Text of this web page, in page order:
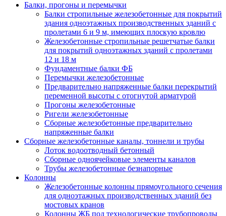
Балки, прогоны и перемычки
Балки стропильные железобетонные для покрытий
здания одноэтажных производственных зданий с
пролетами 6 и 9 м, имеющих плоскую кровлю
Железобетонные стропильные решетчатые балки
для покрытий одноэтажных зданий с пролетами
12 и 18 м
Фундаментные балки ФБ
Перемычки железобетонные
Предварительно напряженные балки перекрытий
переменной высоты с отогнутой арматурой
Прогоны железобетонные
Ригели железобетонные
Сборные железобетонные предварительно
напряженные балки
Сборные железобетонные каналы, тоннели и трубы
Лоток водоотводный бетонный
Сборные одноячейковые элементы каналов
Трубы железобетонные безнапорные
Колонны
Железобетонные колонны прямоугольного сечения
для одноэтажных производственных зданий без
мостовых кранов
Колонны ЖБ под технологические трубопроводы